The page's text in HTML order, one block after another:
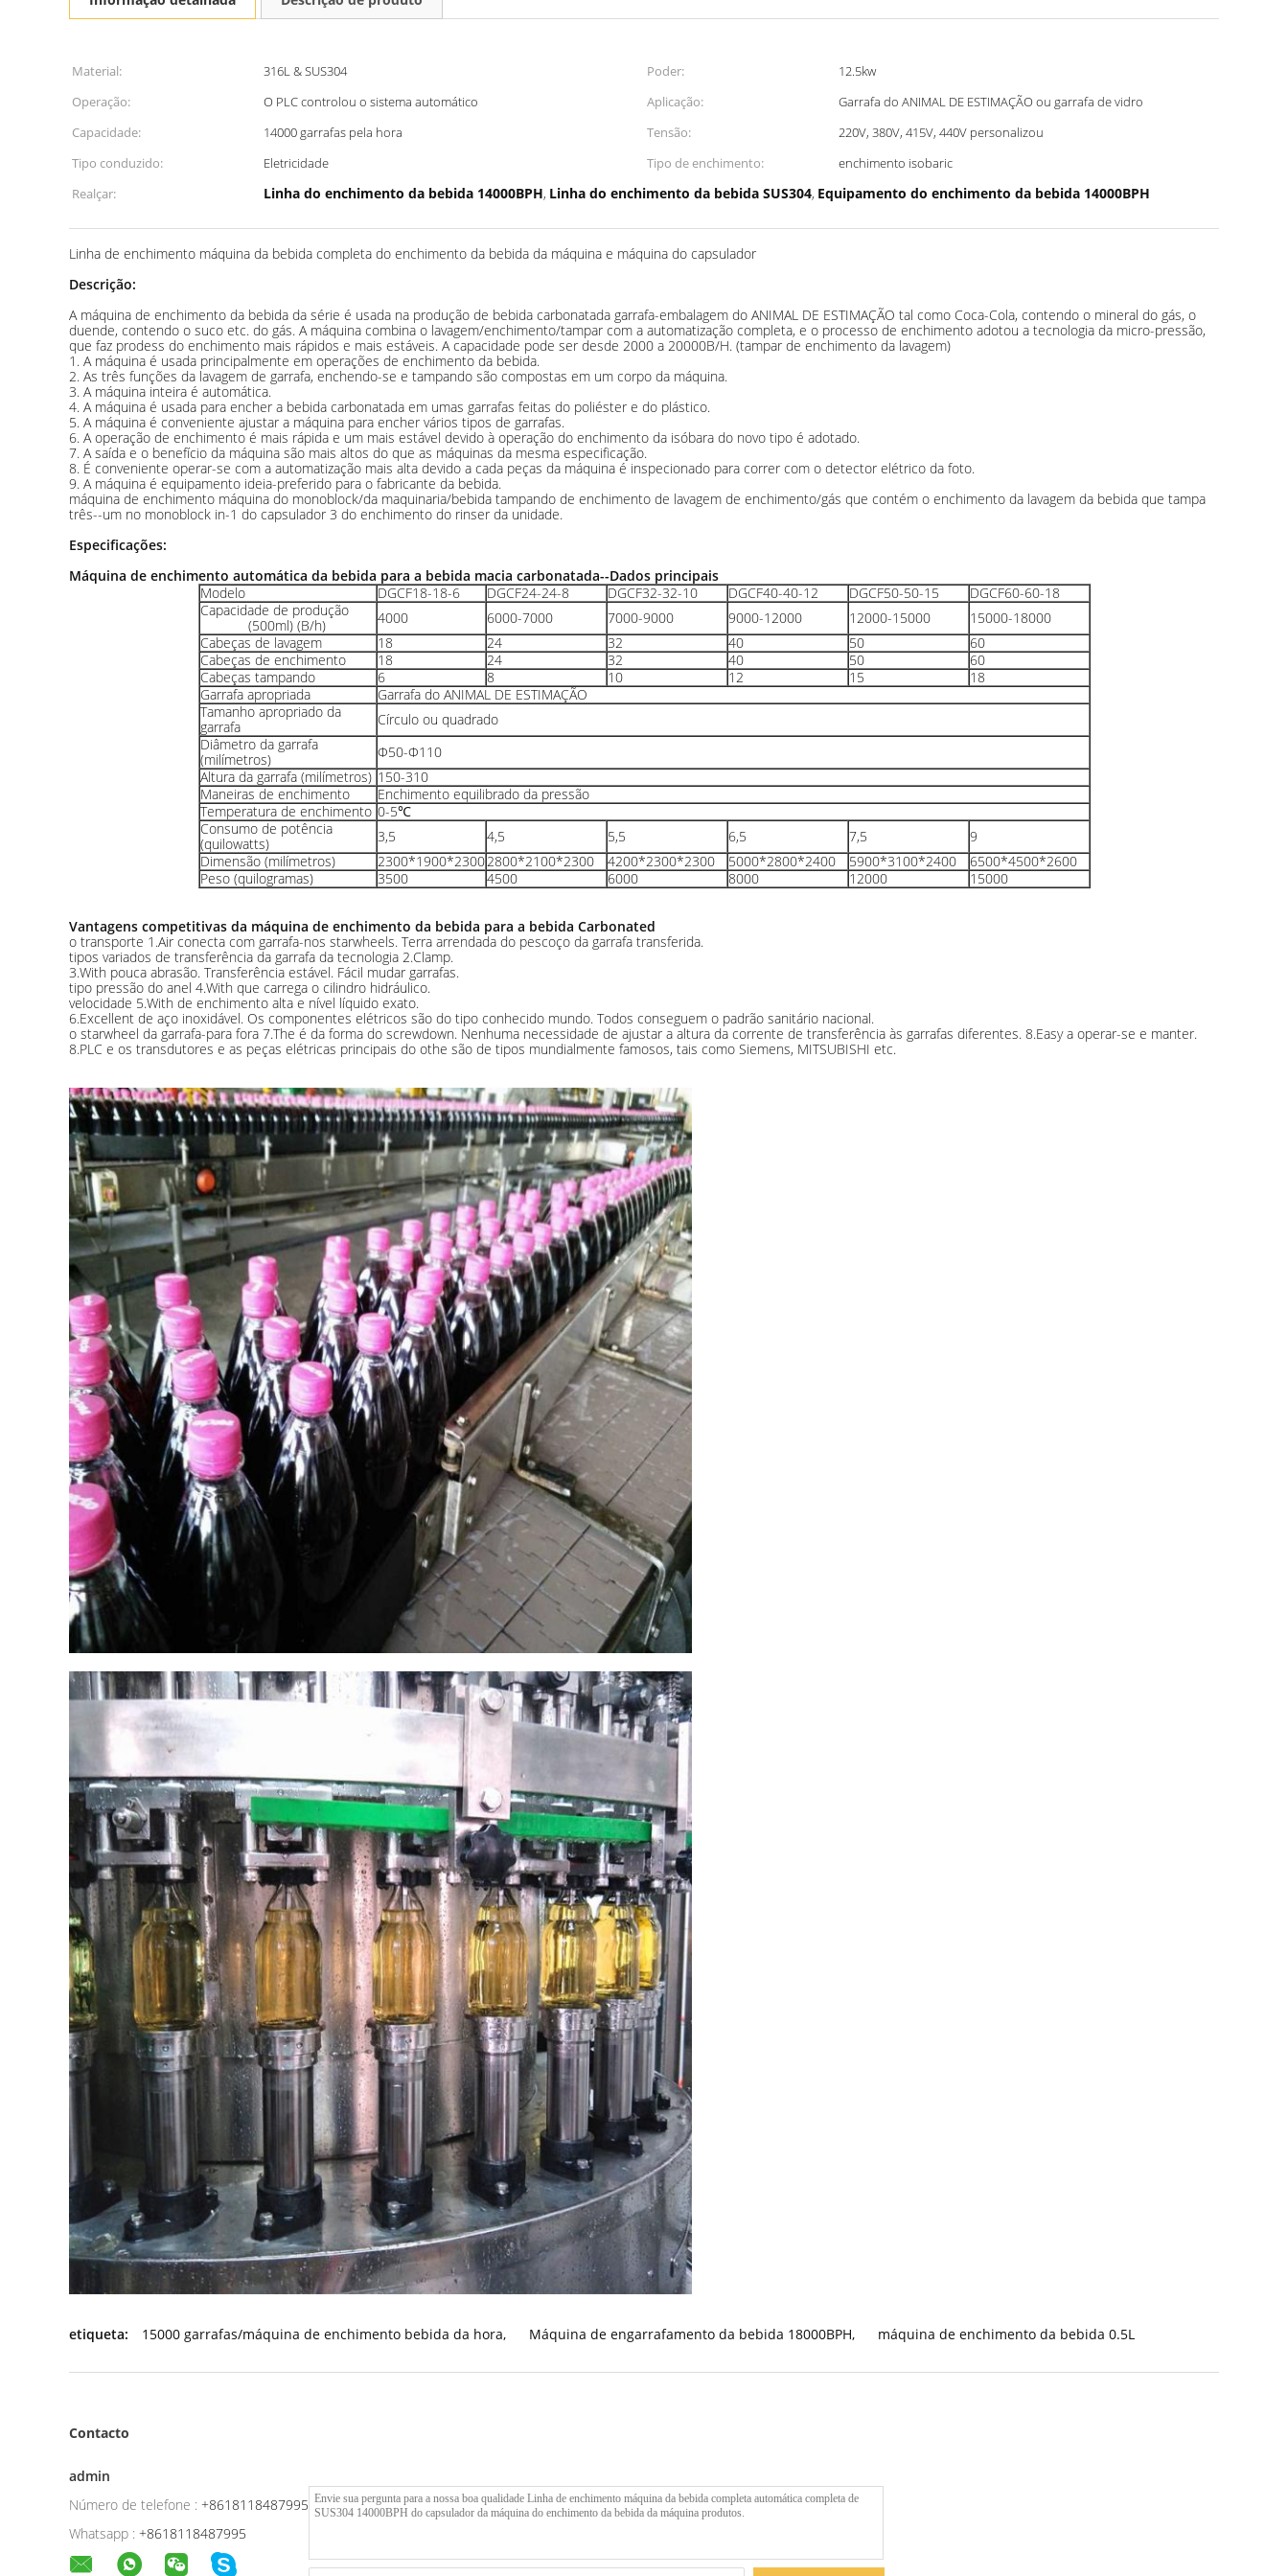
Deixe um recado
Ligaremos para você em breve!
Submeter
Material: 316L & SUS304 Poder:
12.5kw
Operação:
O PLC controlou o sistema automático Aplicação:
Garrafa do ANIMAL DE ESTIMAÇÃO ou garrafa de vidro
Capacidade:
14000 garrafas pela hora Tensão:
220V, 380V, 415V, 440V personalizou
Tipo conduzido:
Eletricidade Tipo de enchimento:
enchimento isobaric
Realçar:
Linha do enchimento da bebida 14000BPH, Linha do enchimento da bebida SUS304, Equipamento do enchimento da bebida 14000BPH
Linha de enchimento máquina da bebida completa do enchimento da bebida da máquina e máquina do capsulador
Descrição:
A máquina de enchimento da bebida da série é usada na produção de bebida carbonatada garrafa-embalagem do ANIMAL DE ESTIMAÇÃO tal como Coca-Cola, contendo o mineral do gás, o
duende, contendo o suco etc. do gás. A máquina combina o lavagem/enchimento/tampar com a automatização completa, e o processo de enchimento adotou a tecnologia da micro-pressão,
que faz prodess do enchimento mais rápidos e mais estáveis. A capacidade pode ser desde 2000 a 20000B/H. (tampar de enchimento da lavagem)
1. A máquina é usada principalmente em operações de enchimento da bebida.
2. As três funções da lavagem de garrafa, enchendo-se e tampando são compostas em um corpo da máquina.
3. A máquina inteira é automática.
4. A máquina é usada para encher a bebida carbonatada em umas garrafas feitas do poliéster e do plástico.
5. A máquina é conveniente ajustar a máquina para encher vários tipos de garrafas.
6. A operação de enchimento é mais rápida e um mais estável devido à operação do enchimento da isóbara do novo tipo é adotado.
7. A saída e o benefício da máquina são mais altos do que as máquinas da mesma especificação.
8. É conveniente operar-se com a automatização mais alta devido a cada peças da máquina é inspecionado para correr com o detector elétrico da foto.
9. A máquina é equipamento ideia-preferido para o fabricante da bebida.
máquina de enchimento máquina do monoblock/da maquinaria/bebida tampando de enchimento de lavagem de enchimento/gás que contém o enchimento da lavagem da bebida que tampa
três--um no monoblock in-1 do capsulador 3 do enchimento do rinser da unidade.
Especificações:
Máquina de enchimento automática da bebida para a bebida macia carbonatada--Dados principais
Modelo
DGCF18-18-6 DGCF24-24-8 DGCF32-32-10 DGCF40-40-12 DGCF50-50-15
DGCF60-60-18
Capacidade de produção
(500ml) (B/h)
4000 6000-7000 7000-9000 9000-12000 12000-15000
15000-18000
Cabeças de lavagem
18 24 32 40 50
60
Cabeças de enchimento
18 24 32 40 50
60
Cabeças tampando
6 8 10 12 15
18
Garrafa apropriada
Garrafa do ANIMAL DE ESTIMAÇÃO
Tamanho apropriado da
garrafa
Círculo ou quadrado
Diâmetro da garrafa
(milímetros)
Φ50-Φ110
Altura da garrafa (milímetros) 150-310
Maneiras de enchimento
Enchimento equilibrado da pressão
Temperatura de enchimento 0-5℃
Consumo de potência
(quilowatts)
3,5 4,5 5,5 6,5 7,5
9
Dimensão (milímetros)
2300*1900*23002800*2100*2300 4200*2300*2300 5000*2800*2400 5900*3100*2400
6500*4500*2600
Peso (quilogramas)
3500 4500 6000 8000 12000 15000
Vantagens competitivas da máquina de enchimento da bebida para a bebida Carbonated
o transporte 1.Air conecta com garrafa-nos starwheels. Terra arrendada do pescoço da garrafa transferida.
tipos variados de transferência da garrafa da tecnologia 2.Clamp.
3.With pouca abrasão. Transferência estável. Fácil mudar garrafas.
tipo pressão do anel 4.With que carrega o cilindro hidráulico.
velocidade 5.With de enchimento alta e nível líquido exato.
6.Excellent de aço inoxidável. Os componentes elétricos são do tipo conhecido mundo. Todos conseguem o padrão sanitário nacional.
o starwheel da garrafa-para fora 7.The é da forma do screwdown. Nenhuma necessidade de ajustar a altura da corrente de transferência às garrafas diferentes. 8.Easy a operar-se e manter.
8.PLC e os transdutores e as peças elétricas principais do othe são de tipos mundialmente famosos, tais como Siemens, MITSUBISHI etc.
etiqueta: 15000 garrafas/máquina de enchimento bebida da hora, Máquina de engarrafamento da bebida 18000BPH, máquina de enchimento da bebida 0.5L
Contacto
admin
Número de telefone : +8618118487995
Whatsapp : +8618118487995